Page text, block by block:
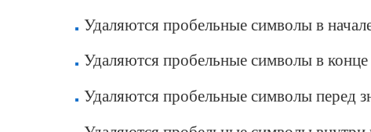
Удаляются пробельные символы в начале
Удаляются пробельные символы в конце
Удаляются пробельные символы перед